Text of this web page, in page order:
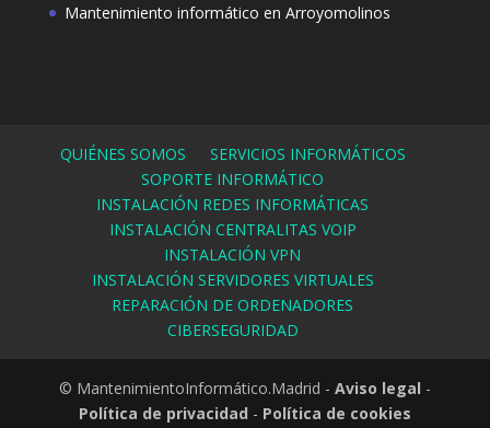
Mantenimiento informático en Arroyomolinos
QUIÉNES SOMOS
SERVICIOS INFORMÁTICOS
SOPORTE INFORMÁTICO
INSTALACIÓN REDES INFORMÁTICAS
INSTALACIÓN CENTRALITAS VOIP
INSTALACIÓN VPN
INSTALACIÓN SERVIDORES VIRTUALES
REPARACIÓN DE ORDENADORES
CIBERSEGURIDAD
© MantenimientoInformático.Madrid - Aviso legal -
Política de privacidad - Política de cookies